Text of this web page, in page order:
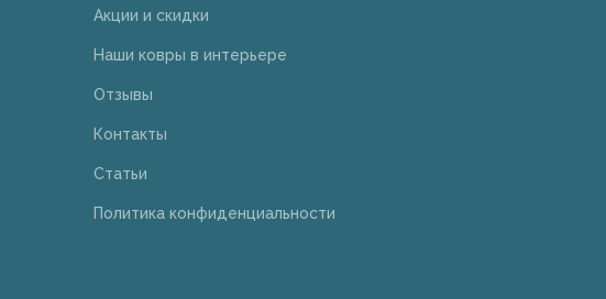
Акции и скидки
Наши ковры в интерьере
Отзывы
Контакты
Статьи
Политика конфиденциальности